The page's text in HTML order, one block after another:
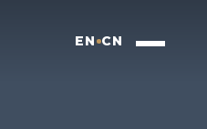
EN CN